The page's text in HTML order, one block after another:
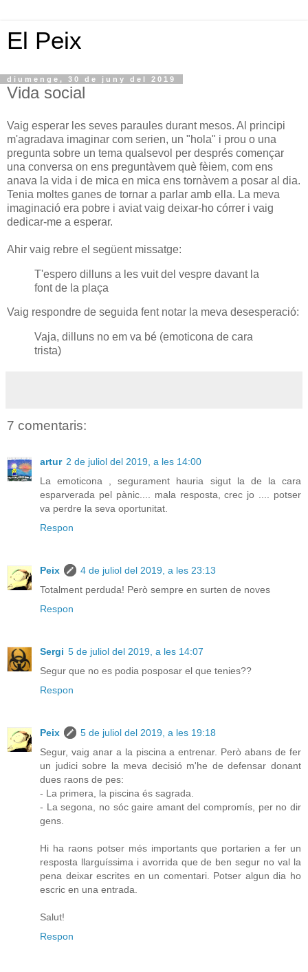
El Peix
diumenge, 30 de juny del 2019
Vida social
Vaig esperar les seves paraules durant mesos. Al principi
m'agradava imaginar com serien, un "hola" i prou o una
pregunta sobre un tema qualsevol per després començar
una conversa on ens preguntàvem què fèiem, com ens
anava la vida i de mica en mica ens tornàvem a posar al dia.
Tenia moltes ganes de tornar a parlar amb ella. La meva
imaginació era pobre i aviat vaig deixar-ho córrer i vaig
dedicar-me a esperar.
Ahir vaig rebre el següent missatge:
T'espero dilluns a les vuit del vespre davant la
font de la plaça
Vaig respondre de seguida fent notar la meva desesperació:
Vaja, dilluns no em va bé (emoticona de cara
trista)
7 comentaris:
artur 2 de juliol del 2019, a les 14:00
La emoticona , segurament hauria sigut la de la cara
esparverada pel pànic.... mala resposta, crec jo .... potser
va perdre la seva oportunitat.
Respon
Peix
4 de juliol del 2019, a les 23:13
Totalment perduda! Però sempre en surten de noves
Respon
Sergi 5 de juliol del 2019, a les 14:07
Segur que no es podia posposar el que tenies??
Respon
Peix
5 de juliol del 2019, a les 19:18
Segur, vaig anar a la piscina a entrenar. Però abans de fer
un judici sobre la meva decisió m'he de defensar donant
dues raons de pes:
- La primera, la piscina és sagrada.
- La segona, no sóc gaire amant del compromís, per no dir
gens.
Hi ha raons potser més importants que portarien a fer un
resposta llarguíssima i avorrida que de ben segur no val la
pena deixar escrites en un comentari. Potser algun dia ho
escric en una entrada.
Salut!
Respon